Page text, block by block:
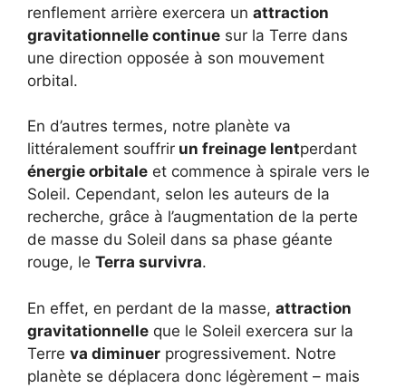
renflement arrière exercera un attraction
gravitationnelle continue sur la Terre dans
une direction opposée à son mouvement
orbital.
En d’autres termes, notre planète va
littéralement souffrir un freinage lentperdant
énergie orbitale et commence à spirale vers le
Soleil. Cependant, selon les auteurs de la
recherche, grâce à l’augmentation de la perte
de masse du Soleil dans sa phase géante
rouge, le Terra survivra.
En effet, en perdant de la masse, attraction
gravitationnelle que le Soleil exercera sur la
Terre va diminuer progressivement. Notre
planète se déplacera donc légèrement – ​​mais